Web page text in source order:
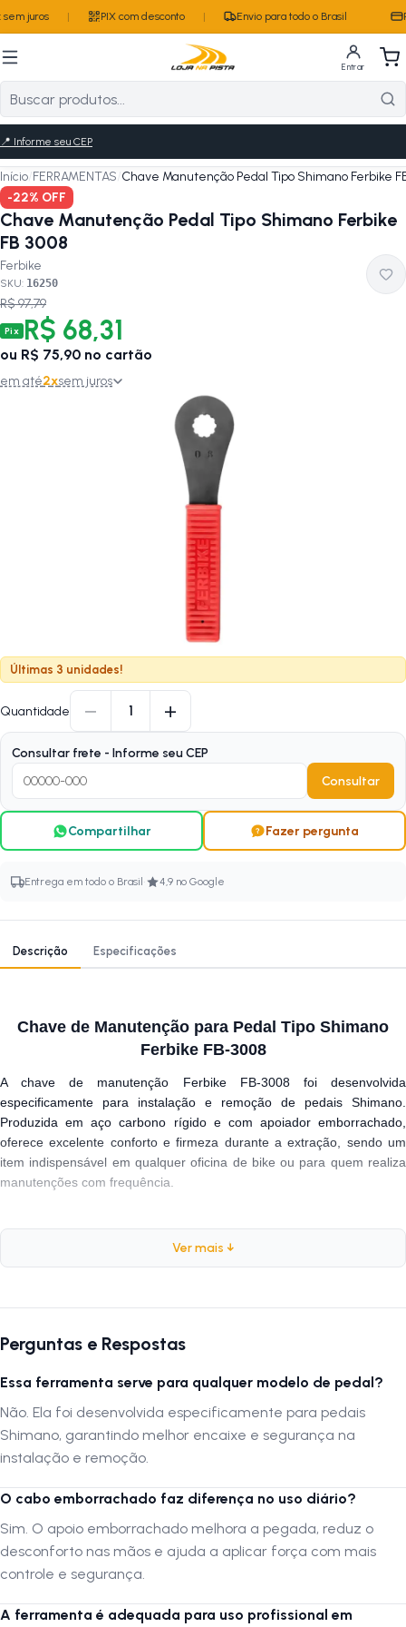
juros PIX com desconto Envio para todo o Brasil
Entrar
📍 Informe seu CEP
Início/FERRAMENTAS/Chave Manutenção Pedal Tipo Shimano Ferbike
-22% OFF
Chave Manutenção Pedal Tipo Shimano Ferbike
FB 3008
Ferbike
SKU: 16250
R$ 97,79
Pix R$ 68,31
ou R$ 75,90 no cartão
em até2xsem juros
Últimas 3 unidades!
Quantidade − 1 +
Consultar frete - Informe seu CEP
Consultar
Compartilhar Fazer pergunta
Entrega em todo o Brasil · 4,9 no Google
Descrição Especificações
Chave de Manutenção para Pedal Tipo Shimano
Ferbike FB-3008
A chave de manutenção Ferbike FB-3008 foi desenvolvida
especificamente para instalação e remoção de pedais Shimano.
Produzida em aço carbono rígido e com apoiador emborrachado,
oferece excelente conforto e firmeza durante a extração, sendo um
item indispensável em qualquer oficina de bike ou para quem realiza
manutenções com frequência.
Ficha técnica
Aplicação:Específica para pedais Shimano
Apoiador emborrachado para maior conforto
Comprimento total:21,5 cm
Indicação de uso:Oficinas de bicicleta e manutenção profissional
Por que usar?
Projetada para encaixar corretamente nos pedais Shimano, a
ferramenta garante extração e instalação seguras, reduzindo o
esforço do mecânico e evitando danos às peças. O cabo
mais rápido e preciso.
Ver mais ↓
Perguntas e Respostas
Essa ferramenta serve para qualquer modelo de pedal?
Não. Ela foi desenvolvida especificamente para pedais
Shimano, garantindo melhor encaixe e segurança na
instalação e remoção.
O cabo emborrachado faz diferença no uso diário?
Sim. O apoio emborrachado melhora a pegada, reduz o
desconforto nas mãos e ajuda a aplicar força com mais
controle e segurança.
A ferramenta é adequada para uso profissional em